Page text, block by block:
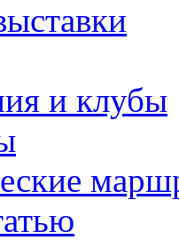
и клубы